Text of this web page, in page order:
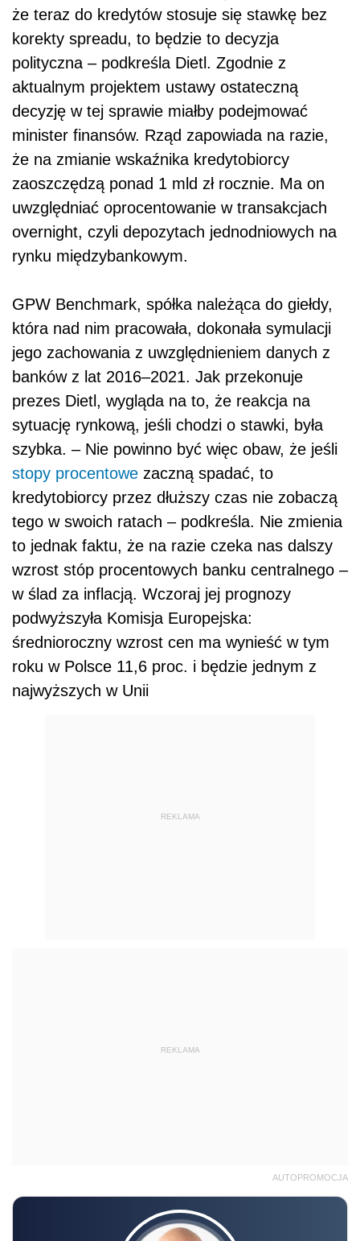
że teraz do kredytów stosuje się stawkę bez
korekty spreadu, to będzie to decyzja
polityczna – podkreśla Dietl. Zgodnie z
aktualnym projektem ustawy ostateczną
decyzję w tej sprawie miałby podejmować
minister finansów. Rząd zapowiada na razie,
że na zmianie wskaźnika kredytobiorcy
zaoszczędzą ponad 1 mld zł rocznie. Ma on
uwzględniać oprocentowanie w transakcjach
overnight, czyli depozytach jednodniowych na
rynku międzybankowym.
GPW Benchmark, spółka należąca do giełdy,
która nad nim pracowała, dokonała symulacji
jego zachowania z uwzględnieniem danych z
banków z lat 2016–2021. Jak przekonuje
prezes Dietl, wygląda na to, że reakcja na
sytuację rynkową, jeśli chodzi o stawki, była
szybka. – Nie powinno być więc obaw, że jeśli
stopy procentowe zaczną spadać, to
kredytobiorcy przez dłuższy czas nie zobaczą
tego w swoich ratach – podkreśla. Nie zmienia
to jednak faktu, że na razie czeka nas dalszy
wzrost stóp procentowych banku centralnego –
w ślad za inflacją. Wczoraj jej prognozy
podwyższyła Komisja Europejska:
średnioroczny wzrost cen ma wynieść w tym
roku w Polsce 11,6 proc. i będzie jednym z
najwyższych w Unii
REKLAMA
REKLAMA
AUTOPROMOCJA